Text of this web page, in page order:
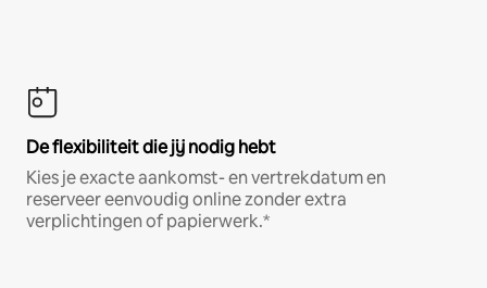
De flexibiliteit die jij nodig hebt
Kies je exacte aankomst- en vertrekdatum en
reserveer eenvoudig online zonder extra
verplichtingen of papierwerk.*